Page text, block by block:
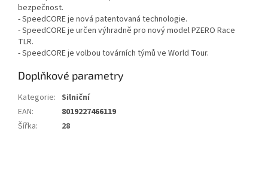
bezpečnost.
- SpeedCORE je nová patentovaná technologie.
- SpeedCORE je určen výhradně pro nový model PZERO Race
TLR.
- SpeedCORE je volbou továrních týmů ve World Tour.
Doplňkové parametry
Kategorie: Silniční
EAN:
8019227466119
Šířka: 28